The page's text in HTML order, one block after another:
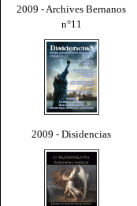
2009 - Archives Bernanos
n°11
2009 - Disidencias